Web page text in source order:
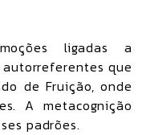
ligadas a
que
de Fruição, onde
A metacognição
padrões.